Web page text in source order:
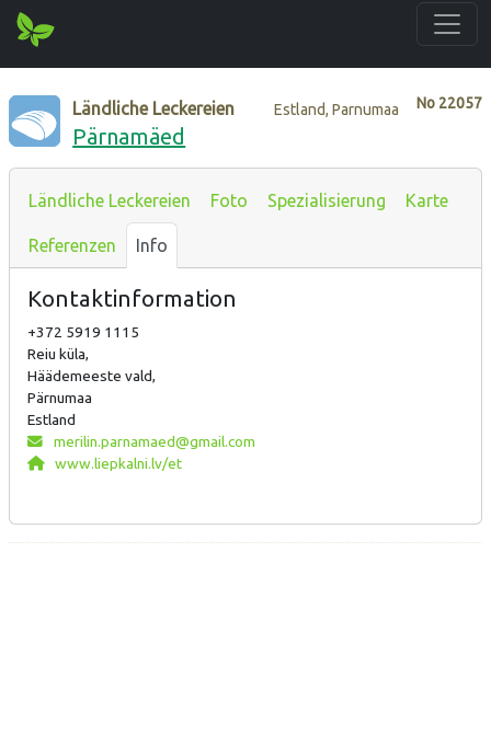
No 22057
Ländliche Leckereien Estland, Parnumaa
Pärnamäed
Ländliche Leckereien Foto Spezialisierung Karte
Referenzen Info
Kontaktinformation
+372 5919 1115
Reiu küla,
Häädemeeste vald,
Pärnumaa
Estland
merilin.parnamaed@gmail.com
www.liepkalni.lv/et